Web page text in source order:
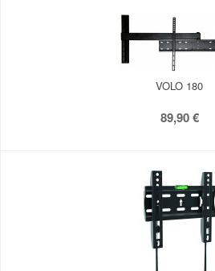
VOLO 180
89,90 €